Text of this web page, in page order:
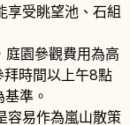
享受眺望池、石組
庭園參觀費用為高
時間以上午8點
準。
容易作為嵐山散策